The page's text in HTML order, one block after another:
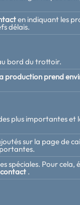
en indiquant les
délais.
bord du trottoir.
production prend
plus importantes et
sur la page de
spéciales. Pour cela,
.